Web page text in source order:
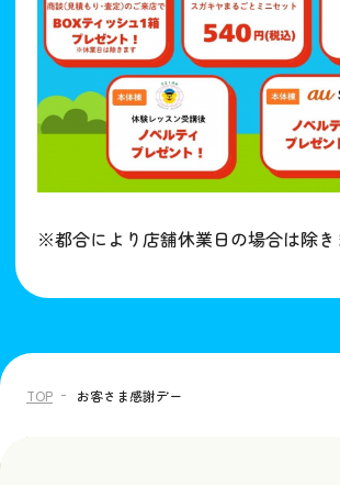
※都合により店舗休業日の場合は除き
TOP お客さま感謝デー